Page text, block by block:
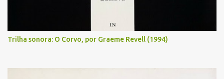
Trilha sonora: O Corvo, por Graeme Revell (1994)